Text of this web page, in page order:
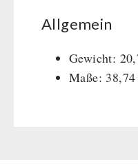
Allgemein
Gewicht:
Maße: